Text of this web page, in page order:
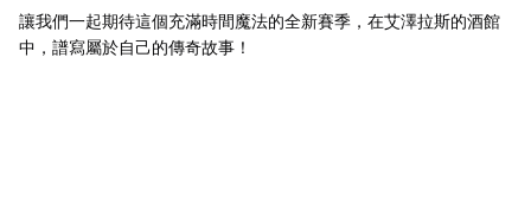
讓我們一起期待這個充滿時間魔法的全新賽季，在艾澤拉斯的酒館
中，譜寫屬於自己的傳奇故事！